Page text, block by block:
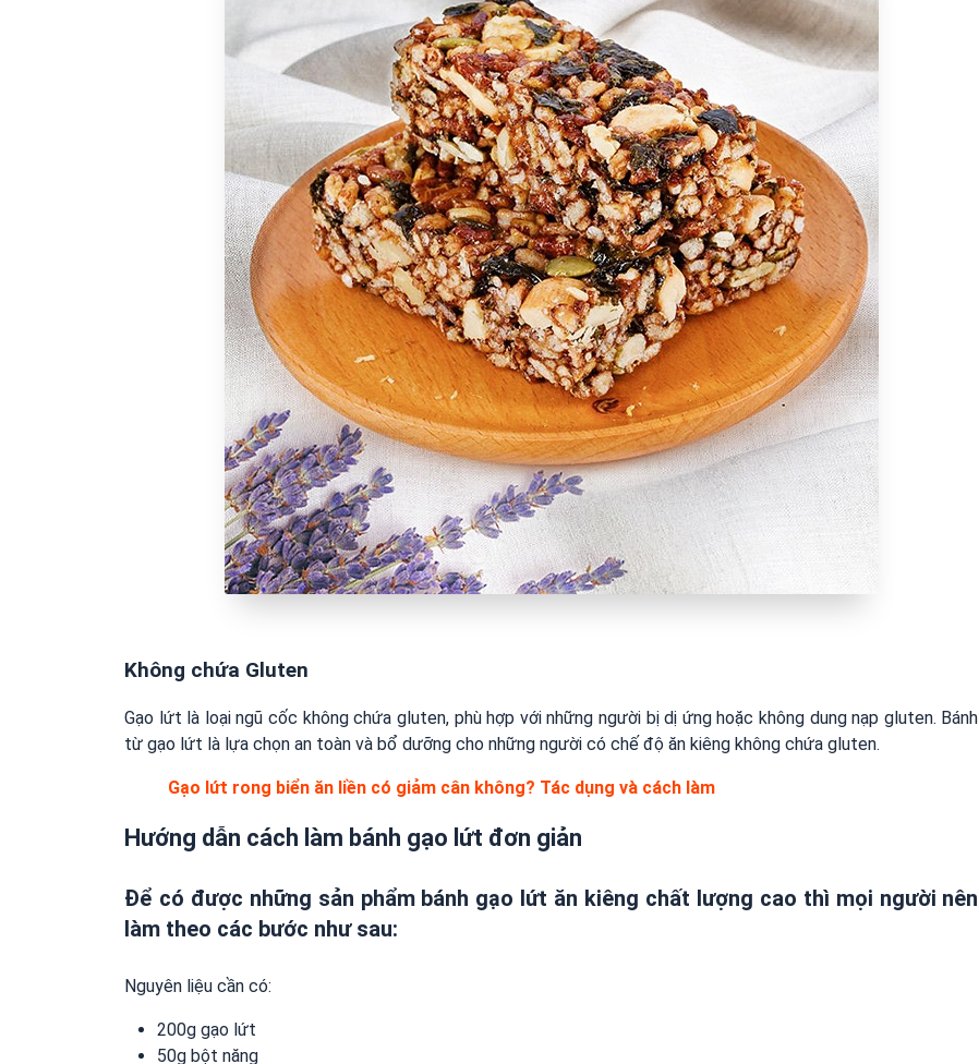
Không chứa Gluten
Gạo lứt là loại ngũ cốc không chứa gluten, phù hợp với những người bị dị ứng hoặc không dung nạp gluten. Bánh
từ gạo lứt là lựa chọn an toàn và bổ dưỡng cho những người có chế độ ăn kiêng không chứa gluten.
Gạo lứt rong biển ăn liền có giảm cân không? Tác dụng và cách làm
Hướng dẫn cách làm bánh gạo lứt đơn giản
Để có được những sản phẩm bánh gạo lứt ăn kiêng chất lượng cao thì mọi người nên
làm theo các bước như sau:
Nguyên liệu cần có:
200g gạo lứt
50g bột năng